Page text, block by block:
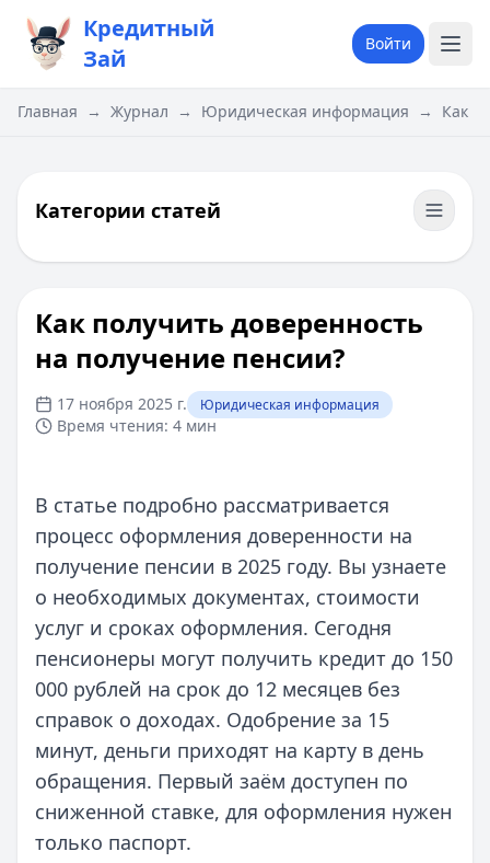
Кредитный
Зай
Войти
Главная → Журнал → Юридическая информация → Как
Категории статей
Как получить доверенность
на получение пенсии?
17 ноября 2025 г. Юридическая информация
Время чтения: 4 мин
В статье подробно рассматривается
процесс оформления доверенности на
получение пенсии в 2025 году. Вы узнаете
о необходимых документах, стоимости
услуг и сроках оформления. Сегодня
пенсионеры могут получить кредит до 150
000 рублей на срок до 12 месяцев без
справок о доходах. Одобрение за 15
минут, деньги приходят на карту в день
обращения. Первый заём доступен по
сниженной ставке, для оформления нужен
только паспорт.